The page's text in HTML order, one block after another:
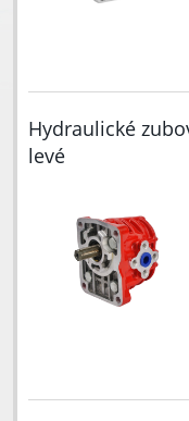
Hydraulické
levé